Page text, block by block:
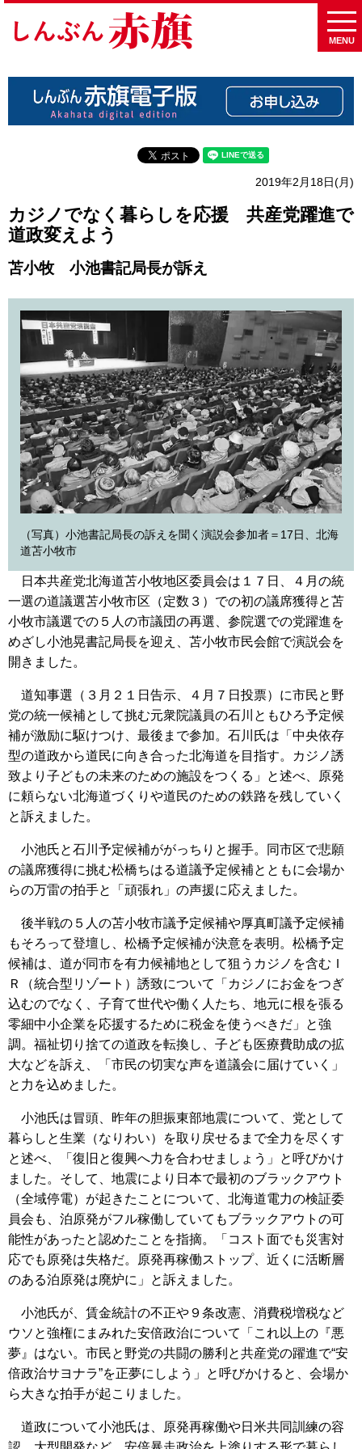
MENU
2019年2月18日(月)
カジノでなく暮らしを応援 共産党躍進で
道政変えよう
苫小牧 小池書記局長が訴え
（写真）小池書記局長の訴えを聞く演説会参加者＝17日、北海
道苫小牧市
日本共産党北海道苫小牧地区委員会は１７日、４月の統
一選の道議選苫小牧市区（定数３）での初の議席獲得と苫
小牧市議選での５人の市議団の再選、参院選での党躍進を
めざし小池晃書記局長を迎え、苫小牧市民会館で演説会を
開きました。
道知事選（３月２１日告示、４月７日投票）に市民と野
党の統一候補として挑む元衆院議員の石川ともひろ予定候
補が激励に駆けつけ、最後まで参加。石川氏は「中央依存
型の道政から道民に向き合った北海道を目指す。カジノ誘
致より子どもの未来のための施設をつくる」と述べ、原発
に頼らない北海道づくりや道民のための鉄路を残していく
と訴えました。
小池氏と石川予定候補ががっちりと握手。同市区で悲願
の議席獲得に挑む松橋ちはる道議予定候補とともに会場か
らの万雷の拍手と「頑張れ」の声援に応えました。
後半戦の５人の苫小牧市議予定候補や厚真町議予定候補
もそろって登壇し、松橋予定候補が決意を表明。松橋予定
候補は、道が同市を有力候補地として狙うカジノを含むＩ
Ｒ（統合型リゾート）誘致について「カジノにお金をつぎ
込むのでなく、子育て世代や働く人たち、地元に根を張る
零細中小企業を応援するために税金を使うべきだ」と強
調。福祉切り捨ての道政を転換し、子ども医療費助成の拡
大などを訴え、「市民の切実な声を道議会に届けていく」
と力を込めました。
小池氏は冒頭、昨年の胆振東部地震について、党として
暮らしと生業（なりわい）を取り戻せるまで全力を尽くす
と述べ、「復旧と復興へ力を合わせましょう」と呼びかけ
ました。そして、地震により日本で最初のブラックアウト
（全域停電）が起きたことについて、北海道電力の検証委
員会も、泊原発がフル稼働していてもブラックアウトの可
能性があったと認めたことを指摘。「コスト面でも災害対
応でも原発は失格だ。原発再稼働ストップ、近くに活断層
のある泊原発は廃炉に」と訴えました。
小池氏が、賃金統計の不正や９条改憲、消費税増税など
ウソと強権にまみれた安倍政治について「これ以上の『悪
夢』はない。市民と野党の共闘の勝利と共産党の躍進で“安
倍政治サヨナラ”を正夢にしよう」と呼びかけると、会場か
ら大きな拍手が起こりました。
道政について小池氏は、原発再稼働や日米共同訓練の容